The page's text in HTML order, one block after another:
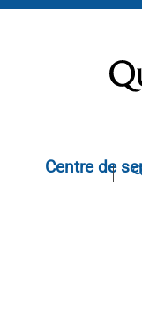
Centre de